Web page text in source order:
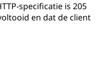
specificatie is 205
en dat de client